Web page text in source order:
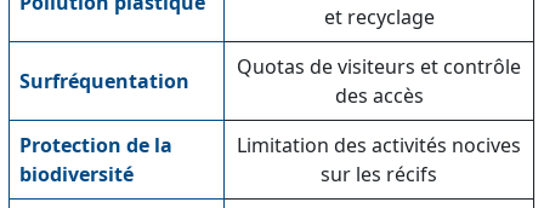
et recyclage
Surfréquentation
Quotas de visiteurs et contrôle
des accès
Protection de la
biodiversité
Limitation des activités nocives
sur les récifs